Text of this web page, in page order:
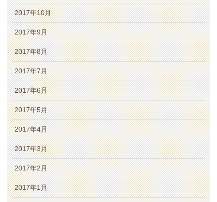
2017年10月
2017年9月
2017年8月
2017年7月
2017年6月
2017年5月
2017年4月
2017年3月
2017年2月
2017年1月